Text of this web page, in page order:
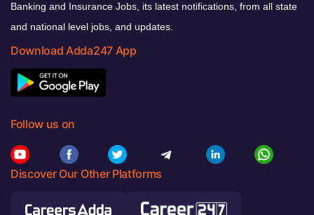
Banking and Insurance Jobs, its latest notifications, from all state
and national level jobs, and updates.
Download Adda247 App
Follow us on
Discover Our Other Platforms